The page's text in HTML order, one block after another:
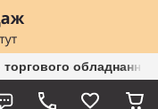
обладнання